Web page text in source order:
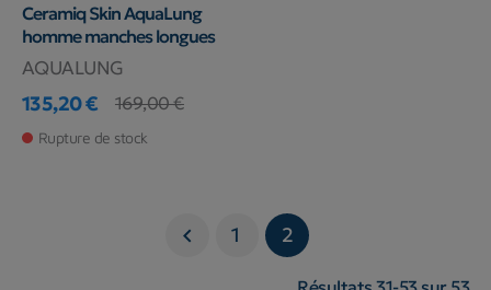
Ceramiq Skin AquaLung
homme manches longues
AQUALUNG
Prix
135,20 €
Prix de base
169,00 €
Rupture de stock
 1 2